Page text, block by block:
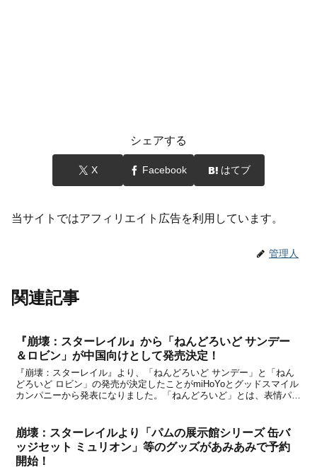
シェアする
X Facebook はてブ
当サイトではアフィリエイト広告を利用しています。
管理人
関連記事
『崩壊：スターレイル』から「ねんどろいど サンデー
＆ロビン」が中国向けとして発売決定！
『崩壊：スターレイル』より、「ねんどろいど サンデー」と「ねん
どろいど ロビン」の発売が決定したことがmiHoYoとグッドスマイル
カンパニーから発表になりました。「ねんどろいど」とは、表情パー
崩壊：スターレイルより「パムの展示館シリーズ 缶バ
ッジセット ミュリオン」等のグッズがあみあみで予約
開始！